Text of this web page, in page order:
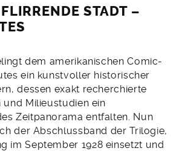
STADT –
dem amerikanischen Comic-
ein kunstvoller historischer
dessen exakt recherchierte
und Milieustudien ein
Zeitpanorama entfalten. Nun
der Abschlussband der Trilogie,
im September 1928 einsetzt und